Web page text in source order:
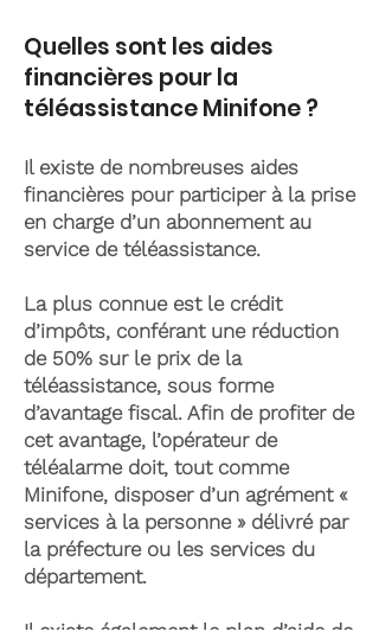
Quelles sont les aides
financières pour la
téléassistance Minifone ?
Il existe de nombreuses aides
financières pour participer à la prise
en charge d’un abonnement au
service de téléassistance.
La plus connue est le crédit
d’impôts, conférant une réduction
de 50% sur le prix de la
téléassistance, sous forme
d’avantage fiscal. Afin de profiter de
cet avantage, l’opérateur de
téléalarme doit, tout comme
Minifone, disposer d’un agrément «
services à la personne » délivré par
la préfecture ou les services du
département.
Il existe également le plan d’aide de